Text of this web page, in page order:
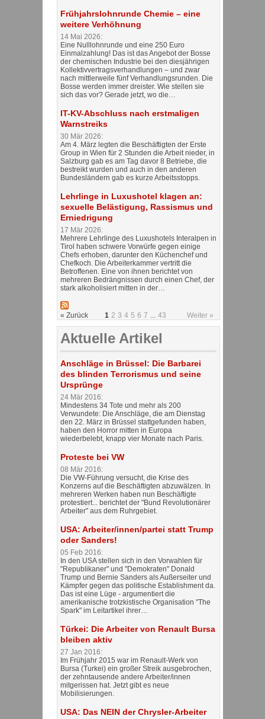
Frühjahrslohnrunde Chemie – eine
weitere Verhöhnung
14 Mai 2026:
Eine Nulllohnrunde und eine 250 Euro
Einmalzahlung! Das ist das Angebot der Bosse
der chemischen Industrie bei den diesjährigen
Kollektivvertragsverhandlungen – und zwar
nach mittlerweile fünf Verhandlungsrunden. Die
Bosse werden immer dreister. Wie stellen sie
sich das vor? Gerade jetzt, wo die…
IT-KV-Abschluss nach erstmaligen
Warnstreiks
30 Mär 2026:
Am 4. März legten die Beschäftigten der Erste
Group in Wien für 2 Stunden die Arbeit nieder, in
Salzburg gab es am Tag davor 8 Betriebe, die
bestreikt wurden und auch in den anderen
Bundesländern gab es kurze Arbeitsstopps.
Lehrlinge in Luxushotel klagen an:
sexuelle Belästigung, Rassismus und
Erniedrigung
17 Mär 2026:
Mehrere Lehrlinge des Luxushotels Interalpen in
Tirol haben schwere Vorwürfe gegen einige
Chefs erhoben, darunter den Küchenchef und
Chefkoch. Die Arbeiterkammer vertritt die
Betroffenen. Eine von ihnen berichtet von
mehreren Bedrängnissen durch einen Chef, der
stark alkoholisiert mitten in der…
« Zurück 1 2 3 4 5 6 7 43 Weiter »
Aktuelle Artikel
Anschläge in Brüssel: Die Barbarei
des blinden Terrorismus und seine
Ursprünge
24 Mär 2016:
Mindestens 34 Tote und mehr als 200
Verwundete: Die Anschläge, die am Dienstag
den 22. März in Brüssel stattgefunden haben,
haben den Horror mitten in Europa
wiederbelebt, knapp vier Monate nach Paris.
Proteste bei VW
08 Mär 2016:
Die VW-Führung versucht, die Krise des
Konzerns auf die Beschäftigten abzuwälzen. In
mehreren Werken haben nun Beschäftigte
protestiert... berichtet der "Bund Revolutionärer
Arbeiter" aus dem Ruhrgebiet.
USA: Arbeiter/innen/partei statt Trump
oder Sanders!
05 Feb 2016:
In den USA stellen sich in den Vorwahlen für
"Republikaner" und "Demokraten" Donald
Trump und Bernie Sanders als Außerseiter und
Kämpfer gegen das politische Establishment da.
Das ist eine Lüge - argumentiert die
amerikanische trotzkistische Organisation "The
Spark" im Leitartikel ihrer…
Türkei: Die Arbeiter von Renault Bursa
bleiben aktiv
27 Jan 2016:
Im Frühjahr 2015 war im Renault-Werk von
Bursa (Turkei) ein großer Streik ausgebrochen,
der zehntausende andere Arbeiter/innen
mitgerissen hat. Jetzt gibt es neue
Mobilisierungen.
USA: Das NEIN der Chrysler-Arbeiter